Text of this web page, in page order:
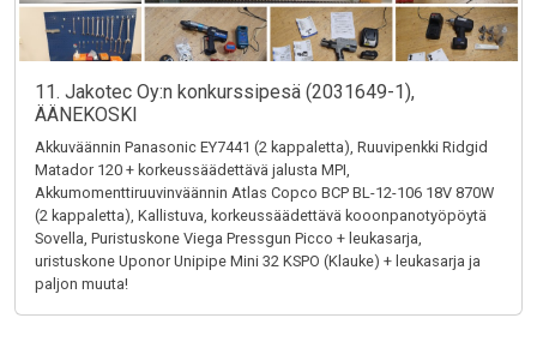
11. Jakotec Oy:n konkurssipesä (2031649-1),
ÄÄNEKOSKI
Akkuväännin Panasonic EY7441 (2 kappaletta), Ruuvipenkki Ridgid
Matador 120 + korkeussäädettävä jalusta MPI,
Akkumomenttiruuvinväännin Atlas Copco BCP BL-12-106 18V 870W
(2 kappaletta), Kallistuva, korkeussäädettävä kooonpanotyöpöytä
Sovella, Puristuskone Viega Pressgun Picco + leukasarja,
uristuskone Uponor Unipipe Mini 32 KSPO (Klauke) + leukasarja ja
paljon muuta!